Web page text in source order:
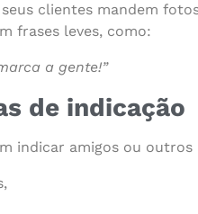
clientes mandem
frases leves, como:
a gente!”
de indicação
indicar amigos ou